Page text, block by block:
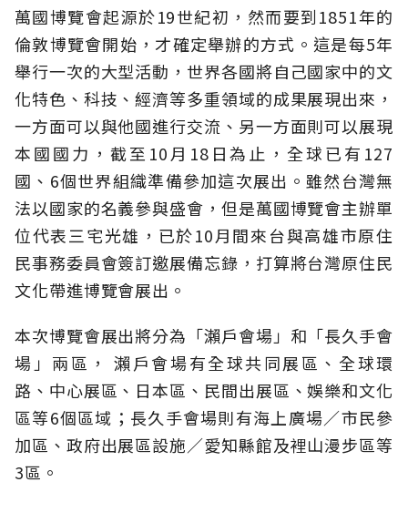
萬國博覽會起源於19世紀初，然而要到1851年的
倫敦博覽會開始，才確定舉辦的方式。這是每5年
舉行一次的大型活動，世界各國將自己國家中的文
化特色、科技、經濟等多重領域的成果展現出來，
一方面可以與他國進行交流、另一方面則可以展現
本國國力，截至10月18日為止，全球已有127
國、6個世界組織準備參加這次展出。雖然台灣無
法以國家的名義參與盛會，但是萬國博覽會主辦單
位代表三宅光雄，已於10月間來台與高雄市原住
民事務委員會簽訂邀展備忘錄，打算將台灣原住民
文化帶進博覽會展出。
本次博覽會展出將分為「瀨戶會場」和「長久手會
場」兩區， 瀨戶會場有全球共同展區、全球環
路、中心展區、日本區、民間出展區、娛樂和文化
區等6個區域；長久手會場則有海上廣場∕市民參
加區、政府出展區設施∕愛知縣館及裡山漫步區等
3區。